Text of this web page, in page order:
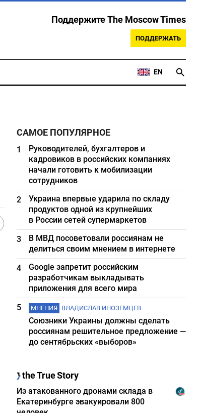
Поддержите The Moscow Times
ПОДДЕРЖАТЬ
EN
САМОЕ ПОПУЛЯРНОЕ
1
Руководителей, бухгалтеров и
кадровиков в российских компаниях
начали готовить к мобилизации
сотрудников
2
Украина впервые ударила по складу
продуктов одной из крупнейших
в России сетей супермаркетов
3
В МВД посоветовали россиянам не
делиться своим мнением в интернете
4
Google запретит российским
разработчикам выкладывать
приложения для всего мира
5
МНЕНИЯ ВЛАДИСЛАВ ИНОЗЕМЦЕВ
Союзники Украины должны сделать
россиянам решительное предложение —
до сентябрьских «выборов»